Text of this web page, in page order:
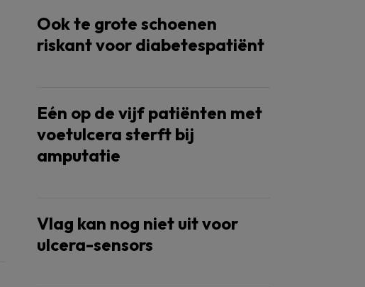
Ook te grote schoenen
riskant voor diabetespatiënt
Eén op de vijf patiënten met
voetulcera sterft bij
amputatie
Vlag kan nog niet uit voor
ulcera-sensors